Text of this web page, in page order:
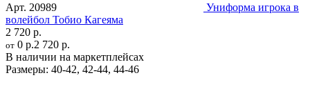
Арт. 20989
Униформа игрока в
волейбол Тобио Кагеяма
2 720 р.
от 0 р.2 720 р.
В наличии на маркетплейсах
Размеры: 40-42, 42-44, 44-46